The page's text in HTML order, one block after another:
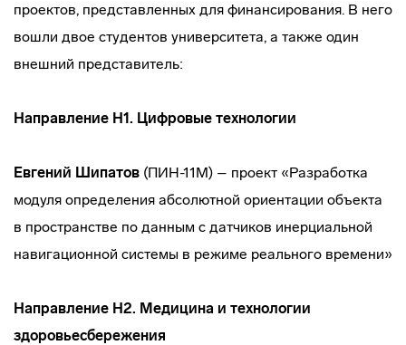
проектов, представленных для финансирования. В него
вошли двое студентов университета, а также один
внешний представитель:
Направление Н1. Цифровые технологии
Евгений Шипатов (ПИН-11М) – проект «Разработка
модуля определения абсолютной ориентации объекта
в пространстве по данным с датчиков инерциальной
навигационной системы в режиме реального времени»
Направление Н2. Медицина и технологии
здоровьесбережения